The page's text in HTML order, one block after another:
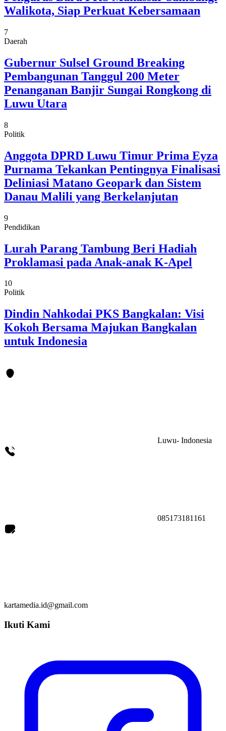
Walikota, Siap Perkuat Kebersamaan
7
Daerah
Gubernur Sulsel Ground Breaking
Pembangunan Tanggul 200 Meter
Penanganan Banjir Sungai Rongkong di
Luwu Utara
8
Politik
Anggota DPRD Luwu Timur Prima Eyza
Purnama Tekankan Pentingnya Finalisasi
Deliniasi Matano Geopark dan Sistem
Danau Malili yang Berkelanjutan
9
Pendidikan
Lurah Parang Tambung Beri Hadiah
Proklamasi pada Anak-anak K-Apel
10
Politik
Dindin Nahkodai PKS Bangkalan: Visi
Kokoh Bersama Majukan Bangkalan
untuk Indonesia
Luwu- Indonesia
085173181161
kartamedia.id@gmail.com
Ikuti Kami